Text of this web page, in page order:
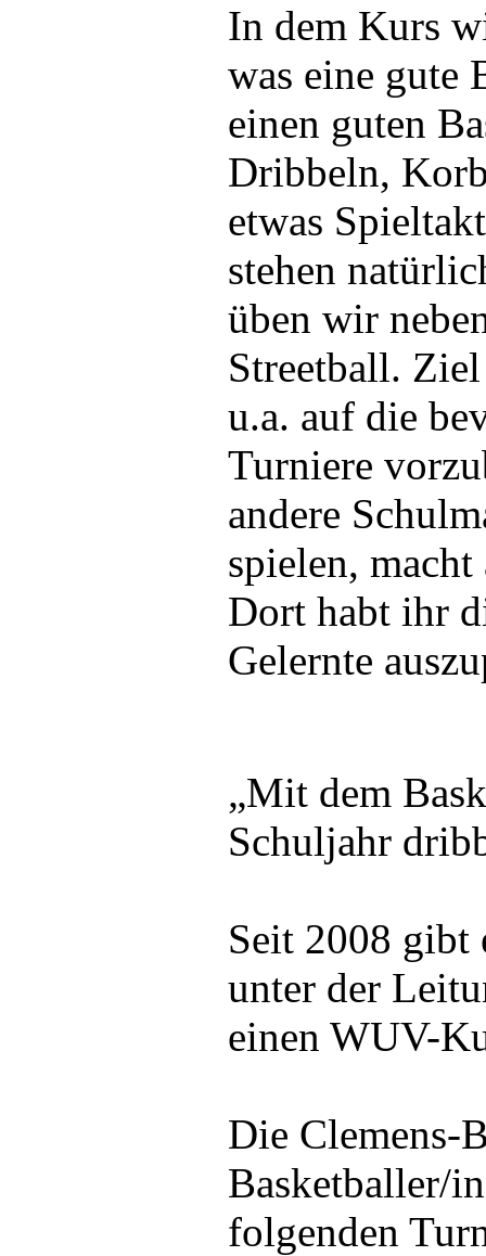
In dem Kurs
was eine gute
einen guten
Dribbeln,
etwas
stehen
üben wir
Streetball.
u.a. auf die
Turniere
andere
spielen, macht
Dort habt ihr
Gelernte
„Mit dem
Schuljahr
Seit 2008 gibt
unter der
einen WUV-
Die Clemens-
Basketballer/
folgenden